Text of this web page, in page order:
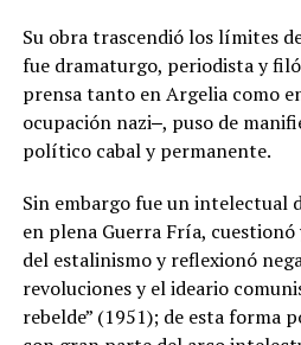
Su obra trascendió los límites
fue dramaturgo, periodista y
prensa tanto en Argelia como
ocupación nazi‒, puso de
político cabal y permanente.
Sin embargo fue un intelectual
en plena Guerra Fría,
del estalinismo y reflexionó
revoluciones y el ideario
rebelde” (1951); de esta forma